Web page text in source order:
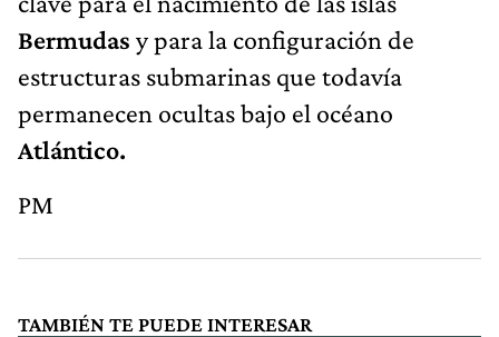
Bermudas y para la configuración de
estructuras submarinas que todavía
permanecen ocultas bajo el océano
Atlántico.
PM
TAMBIÉN TE PUEDE INTERESAR